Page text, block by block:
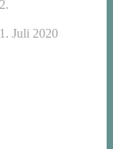
1. Juli 2020